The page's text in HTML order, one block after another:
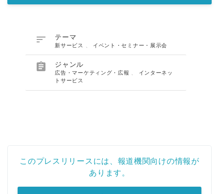
 テーマ
新サービス イベント・セミナー・展示会
 ジャンル
広告・マーケティング・広報
インターネッ
トサービス
このプレスリリースには、報道機関向けの情報が
あります。